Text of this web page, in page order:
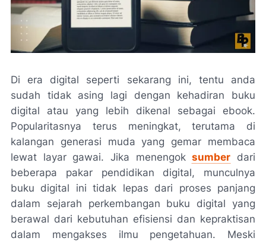
Di era digital seperti sekarang ini, tentu anda
sudah tidak asing lagi dengan kehadiran buku
digital atau yang lebih dikenal sebagai ebook.
Popularitasnya terus meningkat, terutama di
kalangan generasi muda yang gemar membaca
lewat layar gawai. Jika menengoksumber dari
beberapa pakar pendidikan digital, munculnya
buku digital ini tidak lepas dari proses panjang
dalam sejarah perkembangan buku digital yang
berawal dari kebutuhan efisiensi dan kepraktisan
dalam mengakses ilmu pengetahuan. Meski